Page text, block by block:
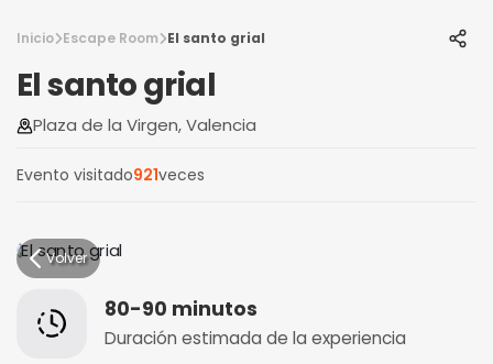
Inicio Escape Room El santo grial
El santo grial
Plaza de la Virgen, Valencia
Evento visitado921veces
Volver
80-90 minutos
Duración estimada de la experiencia